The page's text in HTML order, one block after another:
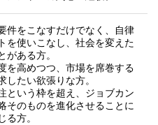
件をこなすだけでなく、自律
を使いこなし、社会を変えた
がある方。
を高めつつ、市場を席巻する
したい欲張りな方。
という枠を超え、ジョブカン
そのものを進化させることに
る方。